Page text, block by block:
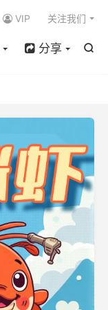

分享
VIP 关注我们